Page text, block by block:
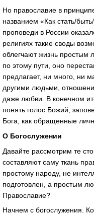
Но православие в
названием «Как стать/
проповеди в России
религиях такие своды
облегчают жизнь простым
по этому пути, оно
предлагает, ни много, ни
другими людьми,
даже любви. В конечном
понять голос Божий,
Бога, как обращенные
О Богослужении
Давайте рассмотрим те
составляют саму ткань
простому народу, не
подготовлен, а простым
Православие?
Начнем с богослужения.